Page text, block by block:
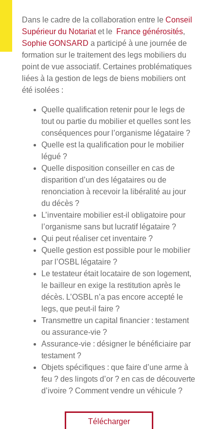
Dans le cadre de la collaboration entre le Conseil
Supérieur du Notariatet le France générosités,
Sophie GONSARD a participé à une journée de
formation sur le traitement des legs mobiliers du
point de vue associatif. Certaines problématiques
liées à la gestion de legs de biens mobiliers ont
été isolées :
Quelle qualification retenir pour le legs de
tout ou partie du mobilier et quelles sont les
conséquences pour l’organisme légataire ?
Quelle est la qualification pour le mobilier
légué ?
Quelle disposition conseiller en cas de
disparition d’un des légataires ou de
renonciation à recevoir la libéralité au jour
du décès ?
L’inventaire mobilier est-il obligatoire pour
l’organisme sans but lucratif légataire ?
Qui peut réaliser cet inventaire ?
Quelle gestion est possible pour le mobilier
par l’OSBL légataire ?
Le testateur était locataire de son logement,
le bailleur en exige la restitution après le
décès. L’OSBL n’a pas encore accepté le
legs, que peut-il faire ?
Transmettre un capital financier : testament
ou assurance-vie ?
Assurance-vie : désigner le bénéficiaire par
testament ?
Objets spécifiques : que faire d’une arme à
feu ? des lingots d’or ? en cas de découverte
d’ivoire ? Comment vendre un véhicule ?
Télécharger